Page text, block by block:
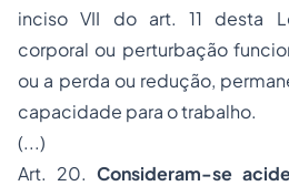
inciso VII do art. 11 desta
corporal ou perturbação
ou a perda ou redução,
capacidade para o trabalho.
(...)
Art. 20. Consideram-se